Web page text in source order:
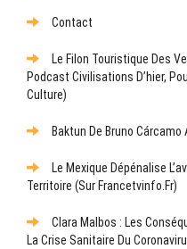
Contact
Le Filon Touristique Des
Podcast Civilisations D’hier,
Culture)
Baktun De Bruno
Le Mexique Dépénalise
Territoire (sur Francetvinfo.fr)
Clara Malbos : Les
La Crise Sanitaire Du